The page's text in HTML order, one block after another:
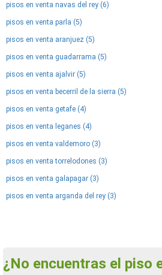
pisos en venta navas del rey (6)
pisos en venta parla (5)
pisos en venta aranjuez (5)
pisos en venta guadarrama (5)
pisos en venta ajalvir (5)
pisos en venta becerril de la sierra (5)
pisos en venta getafe (4)
pisos en venta leganes (4)
pisos en venta valdemoro (3)
pisos en venta torrelodones (3)
pisos en venta galapagar (3)
pisos en venta arganda del rey (3)
¿No encuentras el piso en venta que